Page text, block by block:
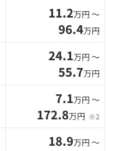
11.2万円 〜
96.4万円
24.1万円 〜
55.7万円
7.1万円 〜
172.8万円 ※2
18.9万円 〜